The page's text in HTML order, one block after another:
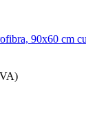
90x60 cm